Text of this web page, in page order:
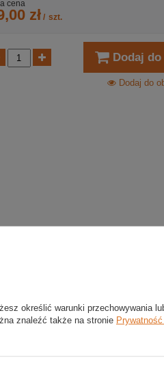
cena
zł/ szt.
Dodaj
Dodaj do
określić warunki przechowywania
znaleźć także na stronie Prywatność